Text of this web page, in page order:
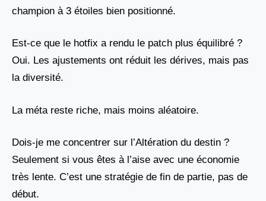
champion à 3 étoiles bien positionné.
Est-ce que le hotfix a rendu le patch plus équilibré ?
Oui. Les ajustements ont réduit les dérives, mais pas
la diversité.
La méta reste riche, mais moins aléatoire.
Dois-je me concentrer sur l’Altération du destin ?
Seulement si vous êtes à l’aise avec une économie
très lente. C’est une stratégie de fin de partie, pas de
début.